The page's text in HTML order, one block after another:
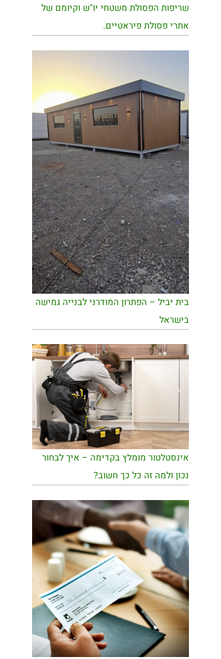
שריפות הפסולת משטחי יו"ש וקיומם של
אתרי פסולת פיראטיים.
בית יביל – הפתרון המודרני לבנייה גמישה
בישראל
אינסטלטור מומלץ בקדימה – איך לבחור
נכון ולמה זה כל כך חשוב?